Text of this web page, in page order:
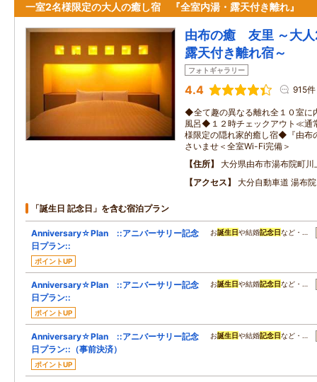
一室2名様限定の大人の癒し宿 『全室内湯・露天付き離れ』
由布の癒 友里 ～大人
露天付き離れ宿～
フォトギャラリー
4.4 915件
◆全て趣の異なる離れ全１０室に
風呂◆１２時チェックアウト≪
様限定の隠れ家的癒し宿◆『由布
さいませ＜全室Wi-Fi完備＞
住所
大分県由布市湯布院町
アクセス
大分自動車道 湯布
「誕生日 記念日」を含む宿泊プラン
Anniversary☆Plan ::アニバーサリー記念
日プラン::
ポイントUP
お誕生日や結婚記念日など・…
Anniversary☆Plan ::アニバーサリー記念
日プラン::
ポイントUP
お誕生日や結婚記念日など・…
Anniversary☆Plan ::アニバーサリー記念
日プラン::（事前決済）
ポイントUP
お誕生日や結婚記念日など・…